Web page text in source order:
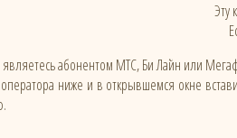
Эту
абонентом МТС, Би Лайн или
ниже и в открывшемся окне